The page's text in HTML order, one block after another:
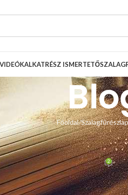
ALKATRÉSZ ISMERTETŐ
Főoldal
KISOKOS
3. rész:
Zsolt Be október 29, 2019 2